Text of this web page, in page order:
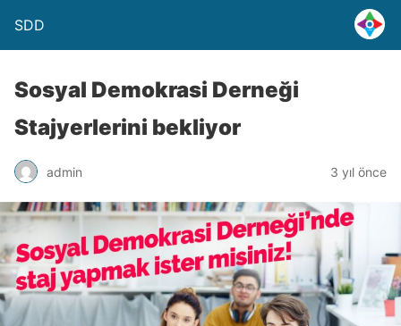
SDD
Sosyal Demokrasi Derneği
Stajyerlerini bekliyor
admin 3 yıl önce